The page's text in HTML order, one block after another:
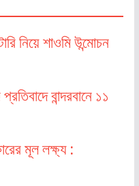
নিয়ে শাওমি উন্মোচন
বান্দরবানে ১১
মূল লক্ষ্য :